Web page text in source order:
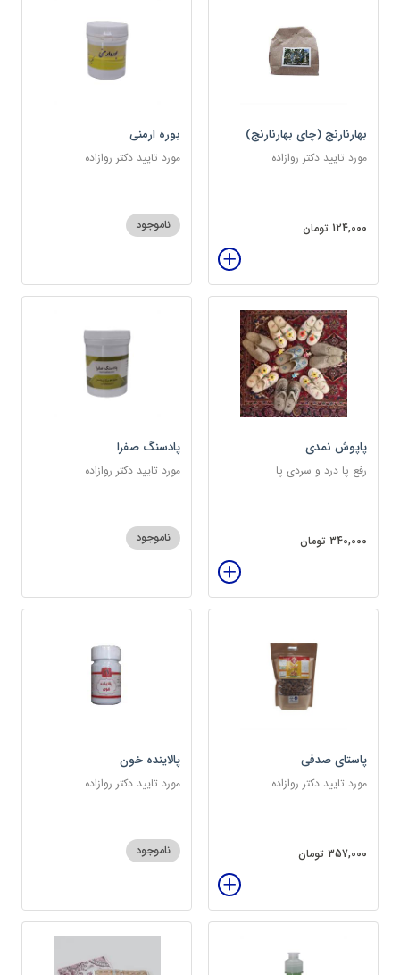
بهارنارنج (چای بهارنارنج)
مورد تایید دکتر روازاده
124,000 تومان
بوره ارمنی
مورد تایید دکتر روازاده
ناموجود
پاپوش نمدی
رفع پا درد و سردی پا
340,000 تومان
پادسنگ صفرا
مورد تایید دکتر روازاده
ناموجود
پاستای صدفی
مورد تایید دکتر روازاده
357,000 تومان
پالاینده خون
مورد تایید دکتر روازاده
ناموجود